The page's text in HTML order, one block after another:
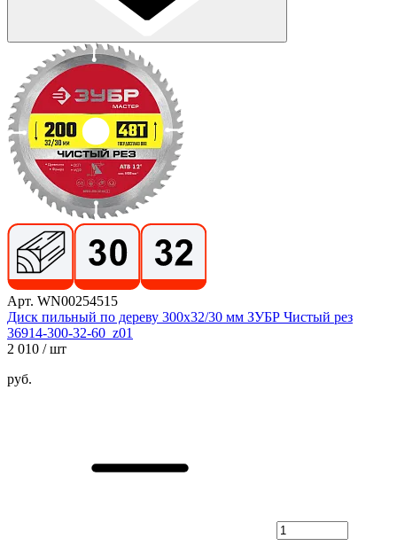
Арт. WN00254515
Диск пильный по дереву 300х32/30 мм ЗУБР Чистый рез
36914-300-32-60_z01
2 010 / шт
руб.